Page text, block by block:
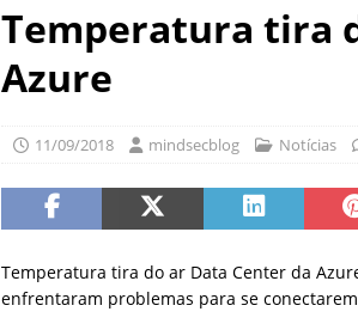
[ 30/07/2026 ]
[ 30/07/2026 ]
Temperatura tira
Azure
11/09/2018 mindsecblog Notícias
Temperatura tira do ar Data Center da
enfrentaram problemas para se